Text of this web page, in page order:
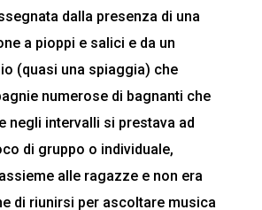
dalla presenza di una
a pioppi e salici e da un
(quasi una spiaggia) che
numerose di bagnanti che
negli intervalli si prestava ad
di gruppo o individuale,
alle ragazze e non era
di riunirsi per ascoltare musica